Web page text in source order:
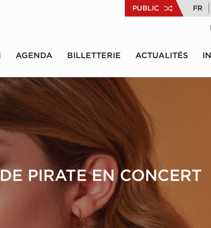
PUBLIC FR
AGENDA BILLETTERIE ACTUALITÉS
PIRATE EN CONCERT